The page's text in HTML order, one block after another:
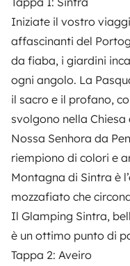
Iniziate il vostro
affascinanti del
da fiaba, i giardini
ogni angolo. La
il sacro e il profano,
svolgono nella Chiesa
Nossa Senhora da
riempiono di colori e
Montagna di Sintra è
mozzafiato che
Il Glamping Sintra,
è un ottimo punto di
Tappa 2: Aveiro